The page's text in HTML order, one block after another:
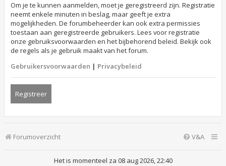
Om je te kunnen aanmelden, moet je geregistreerd zijn. Registratie
neemt enkele minuten in beslag, maar geeft je extra
mogelijkheden. De forumbeheerder kan ook extra permissies
toestaan aan geregistreerde gebruikers. Lees voor registratie
onze gebruiksvoorwaarden en het bijbehorend beleid. Bekijk ook
de regels als je gebruik maakt van het forum.
Gebruikersvoorwaarden | Privacybeleid
Registreer
Forumoverzicht V&A
Het is momenteel za 08 aug 2026, 22:40